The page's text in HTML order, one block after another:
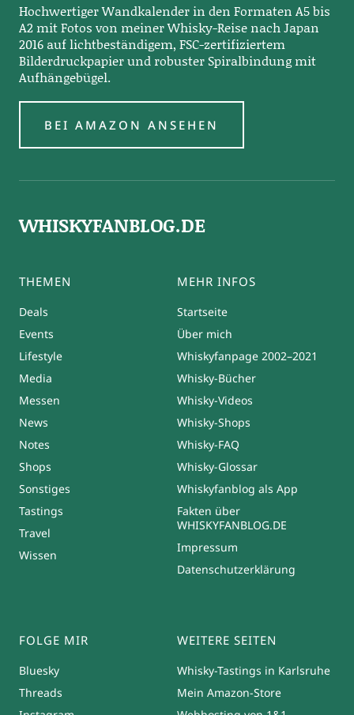
Hochwertiger Wandkalender in den Formaten A5 bis
A2 mit Fotos von meiner Whisky-Reise nach Japan
2016 auf lichtbeständigem, FSC-zertifiziertem
Bilderdruckpapier und robuster Spiralbindung mit
Aufhängebügel.
BEI AMAZON ANSEHEN
WHISKYFANBLOG.DE
THEMEN
Deals
Events
Lifestyle
Media
Messen
News
Notes
Shops
Sonstiges
Tastings
Travel
Wissen
MEHR INFOS
Startseite
Über mich
Whiskyfanpage 2002–2021
Whisky-Bücher
Whisky-Videos
Whisky-Shops
Whisky-FAQ
Whisky-Glossar
Whiskyfanblog als App
Fakten über
WHISKYFANBLOG.DE
Impressum
Datenschutzerklärung
FOLGE MIR
Bluesky
Threads
WEITERE SEITEN
Whisky-Tastings in Karlsruhe
Mein Amazon-Store